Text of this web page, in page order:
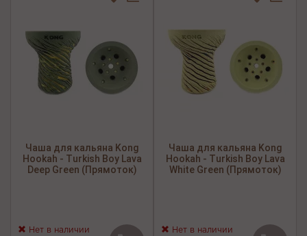
Чаша для кальяна Kong
Hookah - Turkish Boy Lava
Deep Green (Прямоток)
Нет в наличии
Чаша для кальяна Kong
Hookah - Turkish Boy Lava
White Green (Прямоток)
Нет в наличии